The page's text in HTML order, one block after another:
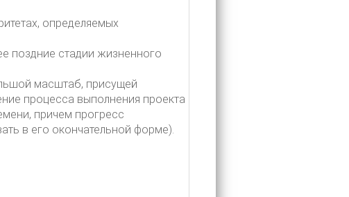
определяемых
поздние стадии жизненного
масштаб, присущей
процесса выполнения проекта
причем прогресс
в его окончательной форме).